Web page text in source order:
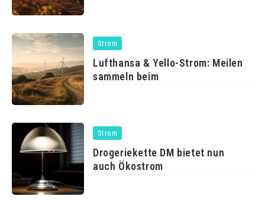
Strom
Lufthansa & Yello-Strom: Meilen
sammeln beim
Strom
Drogeriekette DM bietet nun
auch Ökostrom